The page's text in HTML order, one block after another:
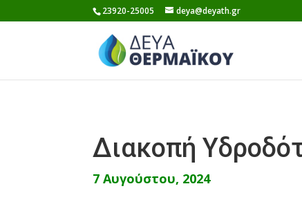
to
23920-25005 deya@deyath.gr
Διακοπή
7 Αυγούστου, 2024